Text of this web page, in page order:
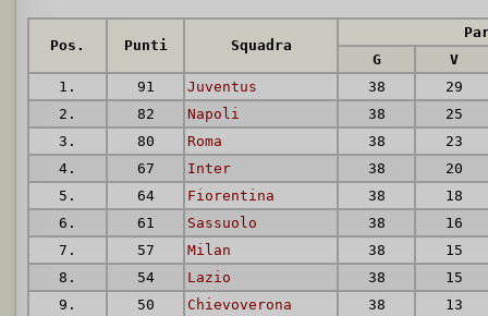
Pos. Punti Squadra
G
V
1.
91 Juventus 38 29
2.
82 Napoli 38 25
3.
80 Roma 38 23
4.
67 Inter 38 20
5.
64 Fiorentina 38 18
6.
61 Sassuolo 38 16
7.
57 Milan 38 15
8.
54 Lazio 38 15
9.
50 Chievoverona 38 13